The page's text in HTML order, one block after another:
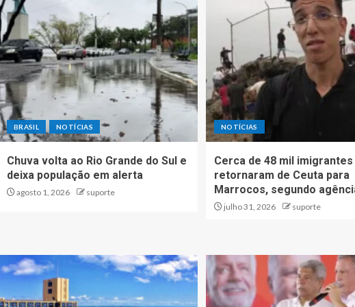
BRASIL NOTÍCIAS
Chuva volta ao Rio Grande do Sul e
deixa população em alerta
agosto 1, 2026 suporte
NOTÍCIAS
Cerca de 48 mil imigrantes
retornaram de Ceuta para
Marrocos, segundo
julho 31, 2026 suporte